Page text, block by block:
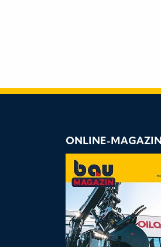
ONLINE-MAGAZIN